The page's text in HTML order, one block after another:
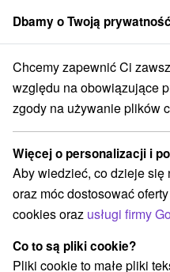
członek grupySorger
Žilinský kraj Leštiny
Ewangelicki
Leština
Wyświetl stronę
Opinii Google
Leštiny 12
026 01 Leštiny
GPS:
N +49° 11'
Dbamy o Twoją prywatność
Chcemy zapewnić Ci
względu na obowiązujące
zgody na używanie plików
Więcej o personalizacji i
Aby wiedzieć, co dzieje się
oraz móc dostosować
cookies oraz usługi firmy
Co to są pliki cookie?
Pliki cookie to małe pliki